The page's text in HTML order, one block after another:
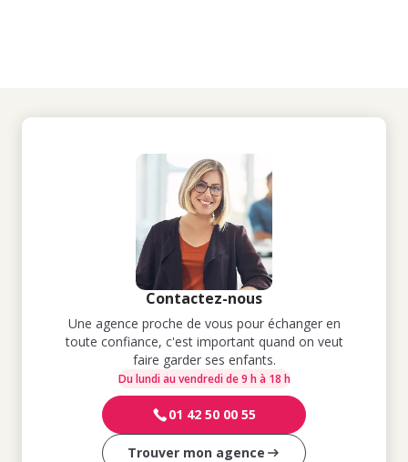
Contactez-nous
Une agence proche de vous pour échanger en
toute confiance, c'est important quand on veut
faire garder ses enfants.
Du lundi au vendredi de 9 h à 18 h
01 42 50 00 55
Trouver mon agence